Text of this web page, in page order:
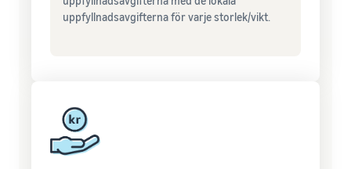
uppfyllnadsavgifterna för varje storlek/vikt.